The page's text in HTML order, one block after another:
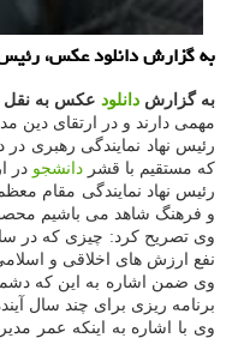
به گزارش دانلود عکس، رئیس
به گزارشدانلود عکس به نقل
مهمی دارند و در ارتقای دین
رئیس نهاد نمایندگی رهبری
که مستقیم با قشر دانشجو در
رئیس نهاد نمایندگی مقام
و فرهنگ شاهد می باشیم
وی تصریح کرد: چیزی که در
نفع ارزش های اخلاقی و
وی ضمن اشاره به این که
برنامه ریزی برای چند سال
وی با اشاره به اینکه عمر